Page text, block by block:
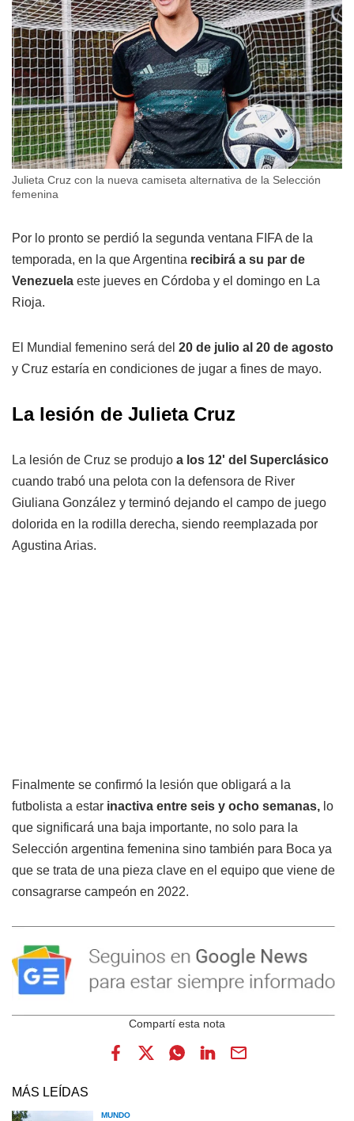
Julieta Cruz con la nueva camiseta alternativa de la Selección
femenina
Por lo pronto se perdió la segunda ventana FIFA de la
temporada, en la que Argentina recibirá a su par de
Venezuela este jueves en Córdoba y el domingo en La
Rioja.
El Mundial femenino será del 20 de julio al 20 de agosto
y Cruz estaría en condiciones de jugar a fines de mayo.
La lesión de Julieta Cruz
La lesión de Cruz se produjo a los 12' del Superclásico
cuando trabó una pelota con la defensora de River
Giuliana González y terminó dejando el campo de juego
dolorida en la rodilla derecha, siendo reemplazada por
Agustina Arias.
Finalmente se confirmó la lesión que obligará a la
futbolista a estar inactiva entre seis y ocho semanas, lo
que significará una baja importante, no solo para la
Selección argentina femenina sino también para Boca ya
que se trata de una pieza clave en el equipo que viene de
consagrarse campeón en 2022.
MÁS LEÍDAS
MUNDO